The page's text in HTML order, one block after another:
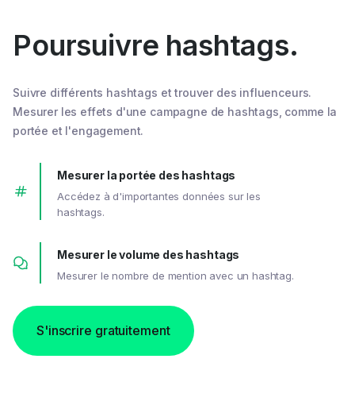
Poursuivre hashtags.
Suivre différents hashtags et trouver des influenceurs.
Mesurer les effets d'une campagne de hashtags, comme la
portée et l'engagement.
Mesurer la portée des hashtags
Accédez à d'importantes données sur les
hashtags.
Mesurer le volume des hashtags
Mesurer le nombre de mention avec un hashtag.
S'inscrire gratuitement